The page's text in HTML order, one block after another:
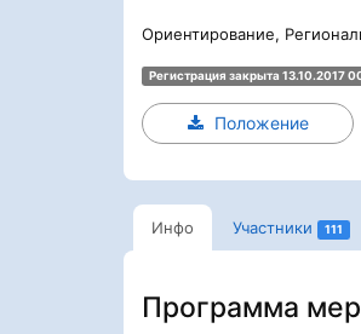
Ориентирование,
Регистрация закрыта 13.10.2017
Положение
Инфо Участники 111
Программа